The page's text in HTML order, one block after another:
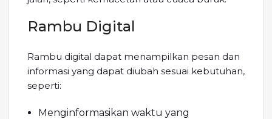
Rambu Digital
Rambu digital dapat menampilkan pesan dan
informasi yang dapat diubah sesuai kebutuhan,
seperti:
Menginformasikan waktu yang